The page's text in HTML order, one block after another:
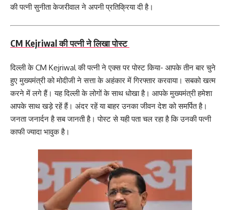
की पत्नी सुनीता केजरीवाल ने अपनी प्रतिक्रिया दी है।
CM Kejriwal की पत्नी ने लिखा पोस्ट
दिल्ली के CM Kejriwal की पत्नी ने एक्स पर पोस्ट किया- आपके तीन बार चुने
हुए मुख्यमंत्री को मोदीजी ने सत्ता के अहंकार में गिरफ्तार करवाया। सबको खत्म
करने में लगे हैं। यह दिल्ली के लोगों के साथ धोखा है। आपके मुख्यमंत्री हमेशा
आपके साथ खड़े रहें हैं। अंदर रहें या बाहर उनका जीवन देश को समर्पित है।
जनता जनार्दन है सब जानती है। पोस्ट से यही पता चल रहा है कि उनकी पत्नी
काफी ज्यादा भावुक है।